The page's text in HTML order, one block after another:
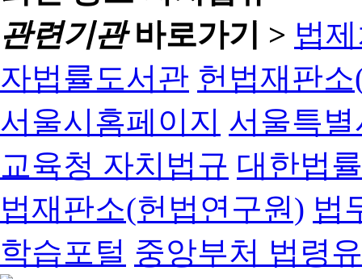
관련기관바로가기 > 법
자법률도서관 헌법재판
서울시홈페이지 서울특
교육청 자치법규 대한법
법재판소(헌법연구원) 법
학습포털 중앙부처 법령